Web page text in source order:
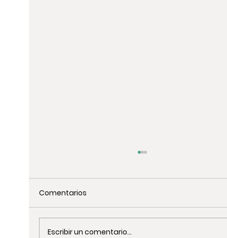
Comentarios
Escribir un comentario...